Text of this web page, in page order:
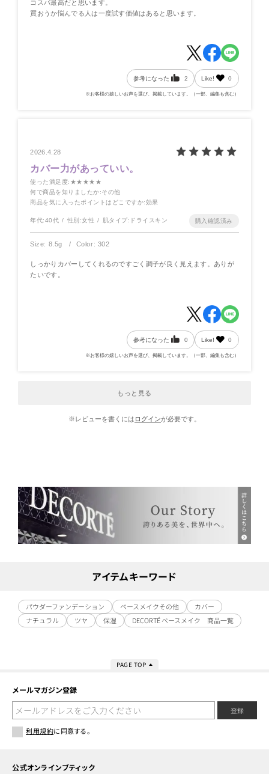
コスパ最高だと思います。
買おうか悩んでる人は一度試す価値はあると思います。
参考になった 2 Like! 0
※お客様の嬉しいお声を選び、掲載しています。（一部、編集も含む）
2026.4.28
カバー力があっていい。
使った満足度:★★★★★
何で商品を知りましたか:その他
商品を気に入ったポイントはどこですか:効果
年代:40代 性別:女性 肌タイプ: ドライスキン
Size: 8.5g Color: 302
しっかりカバーしてくれるのですごく調子が良く見えます。ありが
たいです。
参考になった 0 Like! 0
※お客様の嬉しいお声を選び、掲載しています。（一部、編集も含む）
もっと見る
※レビューを書くには ログインが必要です。
アイテムキーワード
パウダーファンデーション ベースメイクその他
カバー
ナチュラル
ツヤ 保湿 DECORTÉ ベースメイク 商品一覧
PAGE TOP
メールマガジン登録
登録
利用規約に同意する。
公式オンラインブティック